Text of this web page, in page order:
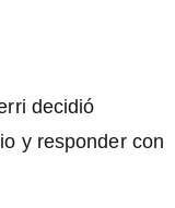
decidió
y responder con